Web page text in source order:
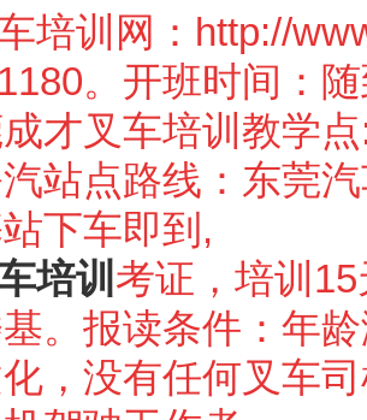
培训网： http://
。开班时间：
才叉车培训教学
站点路线：东莞
下车即到,
培训 考证，培训
。报读条件：年
，没有任何叉车